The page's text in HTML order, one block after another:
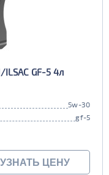
ILSAC GF-5 4л
5w-30
gf-5
УЗНАТЬ ЦЕНУ